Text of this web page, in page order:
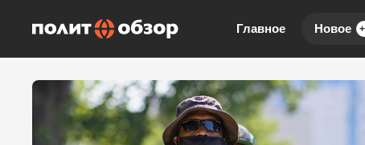
Главное Новое